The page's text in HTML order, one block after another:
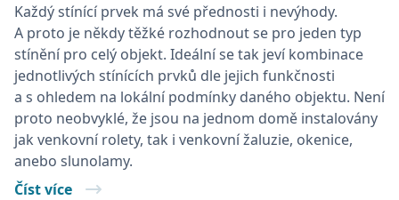
Každý stínící prvek má své přednosti i nevýhody.
A proto je někdy těžké rozhodnout se pro jeden typ
stínění pro celý objekt. Ideální se tak jeví kombinace
jednotlivých stínících prvků dle jejich funkčnosti
a s ohledem na lokální podmínky daného objektu. Není
proto neobvyklé, že jsou na jednom domě instalovány
jak venkovní rolety, tak i venkovní žaluzie, okenice,
anebo slunolamy.
Číst více